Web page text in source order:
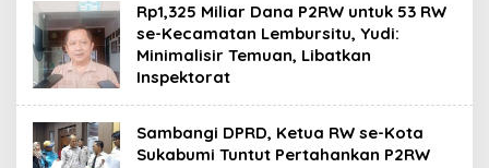
Rp1,325 Miliar Dana P2RW untuk 53 RW
se-Kecamatan Lembursitu, Yudi:
Minimalisir Temuan, Libatkan
Inspektorat
Sambangi DPRD, Ketua RW se-Kota
Sukabumi Tuntut Pertahankan P2RW